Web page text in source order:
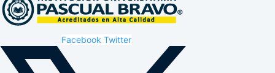
Facebook Twitter